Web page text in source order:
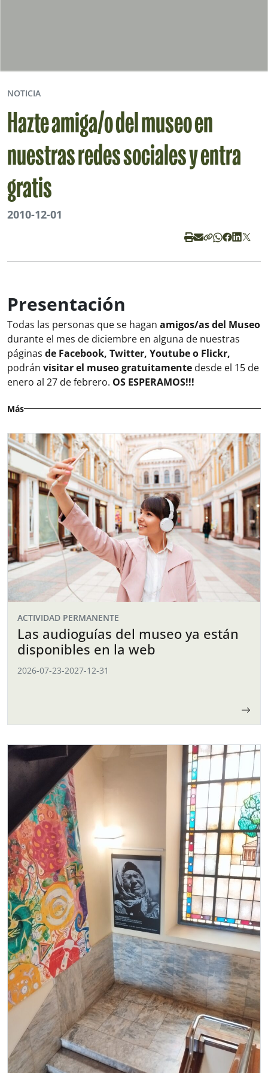
NOTICIA
Hazte amiga/o del museo en
nuestras redes sociales y entra
gratis
2010-12-01
Presentación
Todas las personas que se hagan amigos/as del Museo
durante el mes de diciembre en alguna de nuestras
páginas de Facebook, Twitter, Youtube o Flickr,
podrán visitar el museo gratuitamente desde el 15 de
enero al 27 de febrero. OS ESPERAMOS!!!
Más
ACTIVIDAD PERMANENTE
Las audioguías del museo ya están
disponibles en la web
2026-07-23-2027-12-31